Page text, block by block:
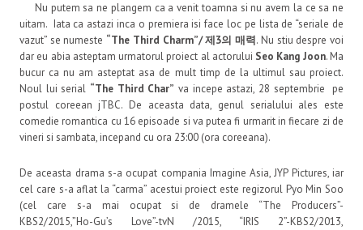
Nu putem sa ne plangem ca a venit toamna si nu avem la ce sa ne
uitam. Iata ca astazi inca o premiera isi face loc pe lista de “seriale de
vazut” se numeste “The Third Charm”/ 제3의 매력. Nu stiu despre voi
dar eu abia asteptam urmatorul proiect al actorului Seo Kang Joon. Ma
bucur ca nu am asteptat asa de mult timp de la ultimul sau proiect.
Noul lui serial “The Third Char” va incepe astazi, 28 septembrie pe
postul coreean jTBC. De aceasta data, genul serialului ales este
comedie romantica cu 16 episoade si va putea fi urmarit in fiecare zi de
vineri si sambata, incepand cu ora 23:00 (ora coreeana).
De aceasta drama s-a ocupat compania Imagine Asia, JYP Pictures, iar
cel care s-a aflat la “carma” acestui proiect este regizorul Pyo Min Soo
(cel care s-a mai ocupat si de dramele “The Producers”-
KBS2/2015,”Ho-Gu’s Love”-tvN /2015, “IRIS 2”-KBS2/2013,